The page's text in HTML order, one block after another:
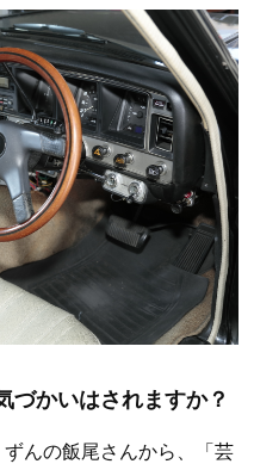
づかいはされますか？
んの飯尾さんから、「芸